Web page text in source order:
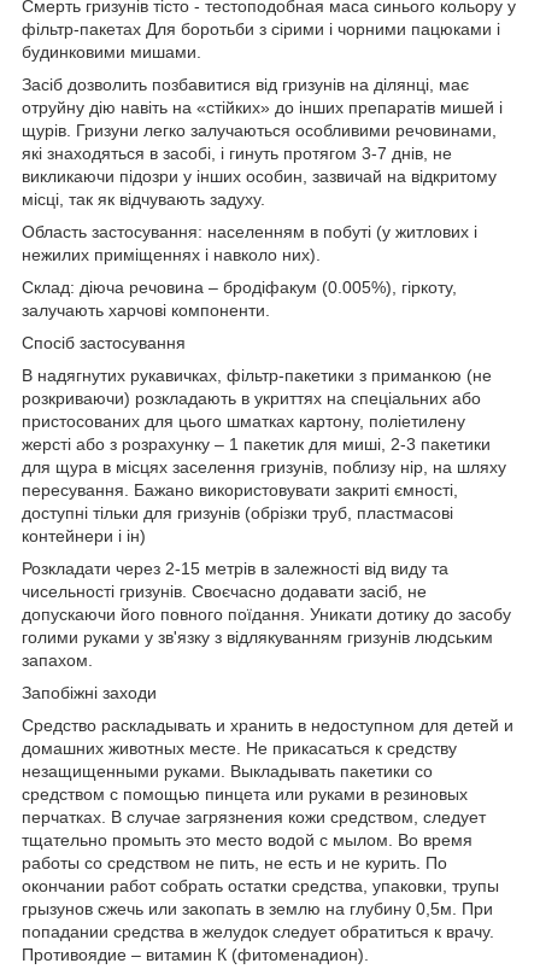
Смерть гризунів тісто - тестоподобная маса синього кольору у
фільтр-пакетах Для боротьби з сірими і чорними пацюками і
будинковими мишами.
Засіб дозволить позбавитися від гризунів на ділянці, має
отруйну дію навіть на «стійких» до інших препаратів мишей і
щурів. Гризуни легко залучаються особливими речовинами,
які знаходяться в засобі, і гинуть протягом 3-7 днів, не
викликаючи підозри у інших особин, зазвичай на відкритому
місці, так як відчувають задуху.
Область застосування: населенням в побуті (у житлових і
нежилих приміщеннях і навколо них).
Склад: діюча речовина – бродіфакум (0.005%), гіркоту,
залучають харчові компоненти.
Спосіб застосування
В надягнутих рукавичках, фільтр-пакетики з приманкою (не
розкриваючи) розкладають в укриттях на спеціальних або
пристосованих для цього шматках картону, поліетилену
жерсті або з розрахунку – 1 пакетик для миші, 2-3 пакетики
для щура в місцях заселення гризунів, поблизу нір, на шляху
пересування. Бажано використовувати закриті ємності,
доступні тільки для гризунів (обрізки труб, пластмасові
контейнери і ін)
Розкладати через 2-15 метрів в залежності від виду та
чисельності гризунів. Своєчасно додавати засіб, не
допускаючи його повного поїдання. Уникати дотику до засобу
голими руками у зв'язку з відлякуванням гризунів людським
запахом.
Запобіжні заходи
Средство раскладывать и хранить в недоступном для детей и
домашних животных месте. Не прикасаться к средству
незащищенными руками. Выкладывать пакетики со
средством с помощью пинцета или руками в резиновых
перчатках. В случае загрязнения кожи средством, следует
тщательно промыть это место водой с мылом. Во время
работы со средством не пить, не есть и не курить. По
окончании работ собрать остатки средства, упаковки, трупы
грызунов сжечь или закопать в землю на глубину 0,5м. При
попадании средства в желудок следует обратиться к врачу.
Противоядие – витамин К (фитоменадион).